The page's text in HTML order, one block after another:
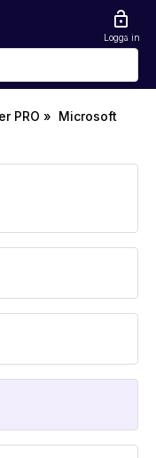
lock_open
Logga in
PRO » Microsoft